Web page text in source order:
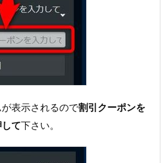
表示されるので割引クーポンを
て下さい。